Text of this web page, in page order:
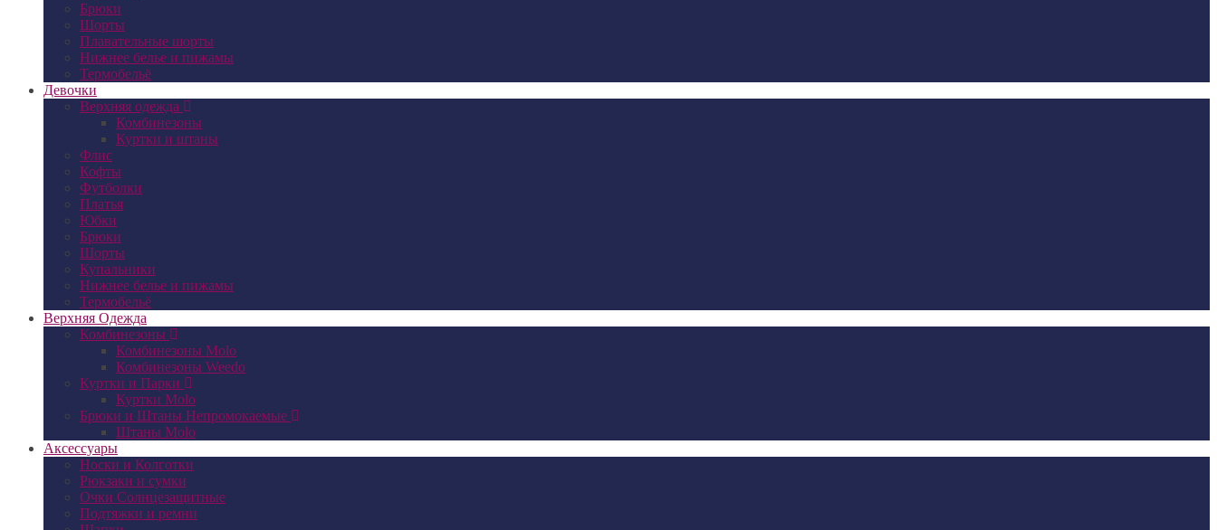
Брюки
Шорты
Плавательные шорты
Нижнее белье и пижамы
Термобельё
Девочки
Верхняя одежда
Комбинезоны
Куртки и штаны
Флис
Кофты
Футболки
Платья
Юбки
Брюки
Шорты
Купальники
Нижнее белье и пижамы
Термобельё
Верхняя Одежда
Комбинезоны
Комбинезоны Molo
Комбинезоны Weedo
Куртки и Парки
Куртки Molo
Брюки и Штаны Непромокаемые
Штаны Molo
Аксессуары
Носки и Колготки
Рюкзаки и сумки
Очки Солнцезащитные
Подтяжки и ремни